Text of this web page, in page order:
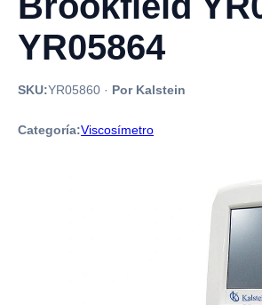
YR05864
SKU:YR05860 · Por Kalstein
Categoría:Viscosímetro